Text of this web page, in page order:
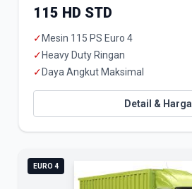
115 HD STD
✓ Mesin 115 PS Euro 4
✓ Heavy Duty Ringan
✓ Daya Angkut Maksimal
Detail & Harga
EURO 4